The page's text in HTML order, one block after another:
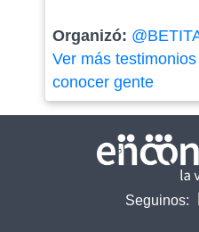
Organizó:
Ver más
conocer gente
Seguinos: